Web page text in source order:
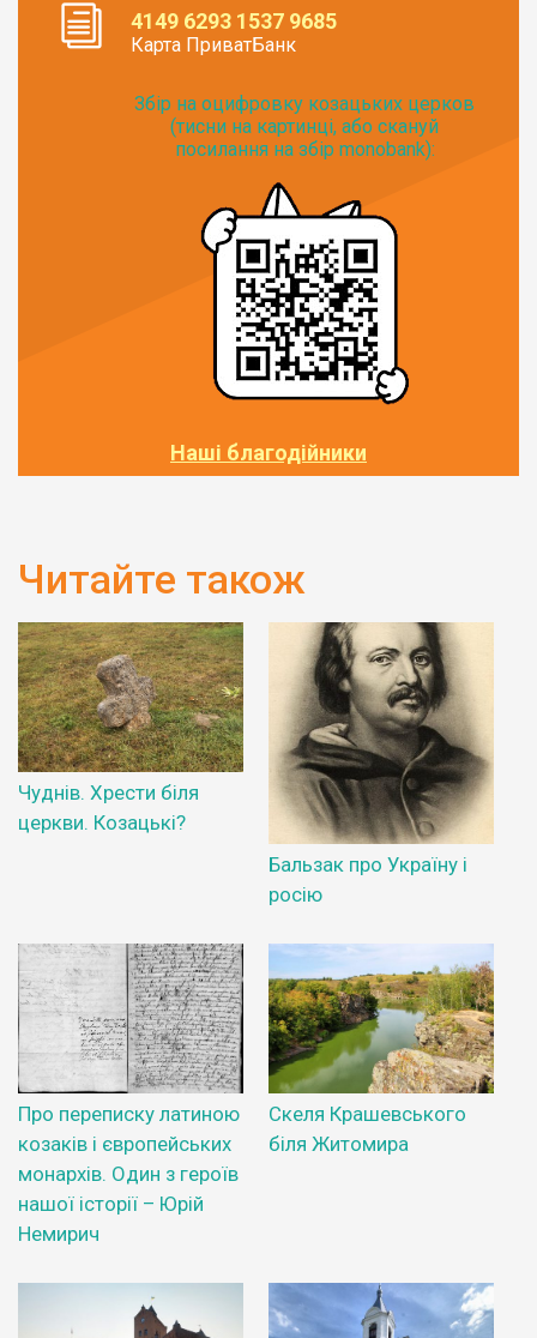
4149 6293 1537 9685
Карта ПриватБанк
Збір на оцифровку козацьких церков
(тисни на картинці, або скануй
посилання на збір monobank):
Наші благодійники
Читайте також
Чуднів. Хрести біля
церкви. Козацькі?
Бальзак про Україну і
росію
Про переписку латиною
козаків і європейських
монархів. Один з героїв
нашої історії – Юрій
Немирич
Скеля Крашевського
біля Житомира